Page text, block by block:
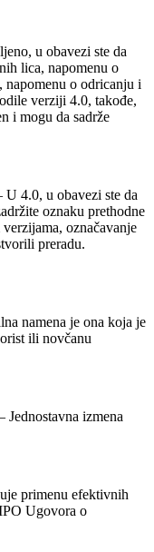
u obavezi ste da
lica, napomenu o
napomenu o odricanju i
verziji 4.0, takođe,
i mogu da sadrže
4.0, u obavezi ste da
oznaku prethodne
označavanje
preradu.
namena je ona koja je
ili novčanu
izmena
primenu efektivnih
Ugovora o